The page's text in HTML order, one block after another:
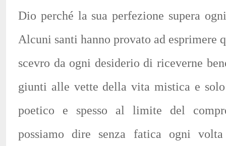
Dio perché la sua perfezione supera
Alcuni santi hanno provato ad esprimere
scevro da ogni desiderio di riceverne
giunti alle vette della vita mistica e
poetico e spesso al limite del
possiamo dire senza fatica ogni